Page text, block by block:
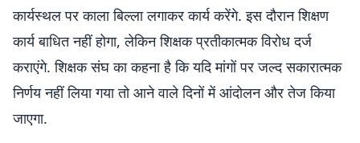
कार्यस्थल पर काला बिल्ला लगाकर कार्य करेंगे. इस दौरान शिक्षण
कार्य बाधित नहीं होगा, लेकिन शिक्षक प्रतीकात्मक विरोध दर्ज
कराएंगे. शिक्षक संघ का कहना है कि यदि मांगों पर जल्द सकारात्मक
निर्णय नहीं लिया गया तो आने वाले दिनों में आंदोलन और तेज किया
जाएगा.